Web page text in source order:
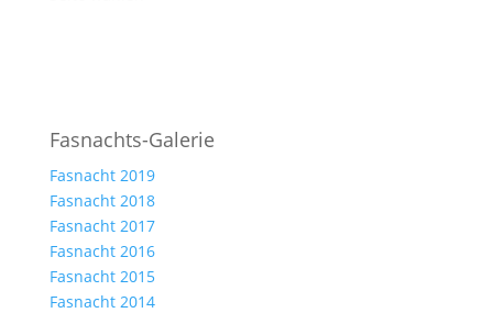
Fasnachts-Galerie
Fasnacht 2019
Fasnacht 2018
Fasnacht 2017
Fasnacht 2016
Fasnacht 2015
Fasnacht 2014